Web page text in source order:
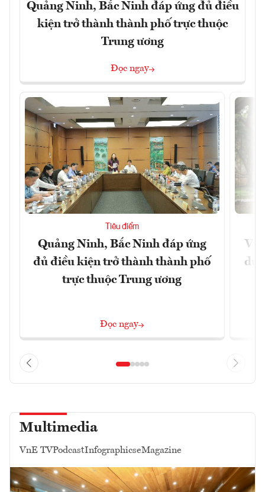
Quảng Ninh, Bắc Ninh đáp ứng đủ điều
kiện trở thành thành phố trực thuộc
Trung ương
Đọc ngay
Tiêu điểm
Quảng Ninh, Bắc Ninh đáp ứng
đủ điều kiện trở thành thành phố
trực thuộc Trung ương
Đọc ngay
dư
Multimedia
VnE TVPodcastInfographicseMagazine